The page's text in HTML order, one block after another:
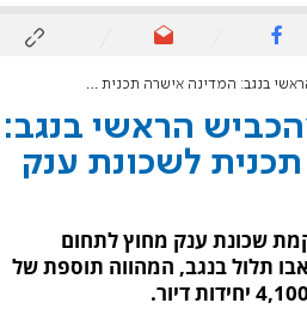
אישרה תכנית לשכונת ענק בישוב הבדואי
הראשי בנגב:
לשכונת ענק
שכונת ענק מחוץ לתחום
תלול בנגב, המהווה תוספת של